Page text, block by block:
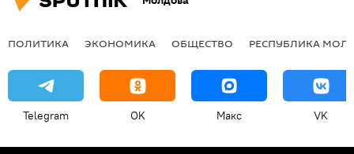
ПОЛИТИКА ЭКОНОМИКА ОБЩЕСТВО РЕСПУБЛИКА
Telegram OK Макс VK